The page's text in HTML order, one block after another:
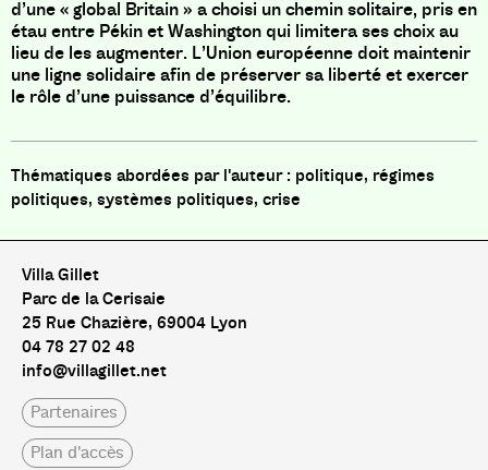
d’une « global Britain » a choisi un chemin solitaire, pris en
étau entre Pékin et Washington qui limitera ses choix au
lieu de les augmenter. L’Union européenne doit maintenir
une ligne solidaire afin de préserver sa liberté et exercer
le rôle d’une puissance d’équilibre.
politique, régimes
politiques, systèmes politiques, crise
Villa Gillet
Parc de la Cerisaie
25 Rue Chazière, 69004 Lyon
04 78 27 02 48
info@villagillet.net
Partenaires
Plan d'accès